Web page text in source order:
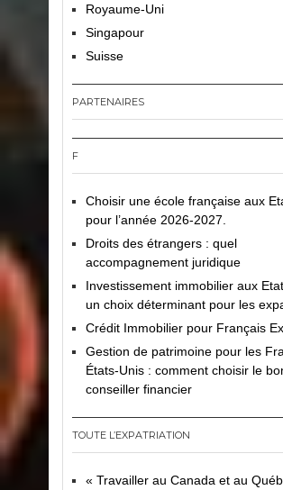
Royaume-Uni
Singapour
Suisse
PARTENAIRES
F
Choisir une école française aux
pour l’année 2026-2027.
Droits des étrangers : quel
accompagnement juridique
Investissement immobilier aux
un choix déterminant pour les
Crédit Immobilier pour Français
Gestion de patrimoine pour les
États-Unis : comment choisir le
conseiller financier
TOUTE L’EXPATRIATION
« Travailler au Canada et au